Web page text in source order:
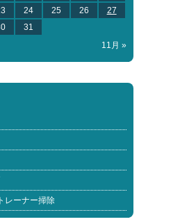
24 25 26
27
31
11月 »
レーナー掃除